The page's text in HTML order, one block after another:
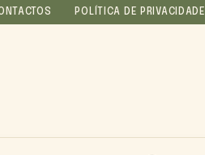
POLÍTICA DE PRIVACIDADE